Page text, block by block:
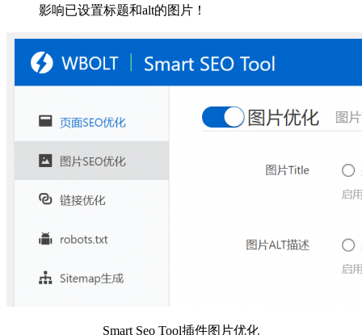
影响已设置标题和alt的图片！
Smart Seo Tool插件图片优化